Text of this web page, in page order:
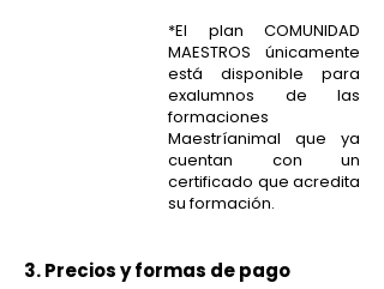
*El plan COMUNIDAD
MAESTROS únicamente
está disponible para
exalumnos de las
formaciones
Maestríanimal que ya
cuentan con un
certificado que acredita
su formación.
3. Precios y formas de pago